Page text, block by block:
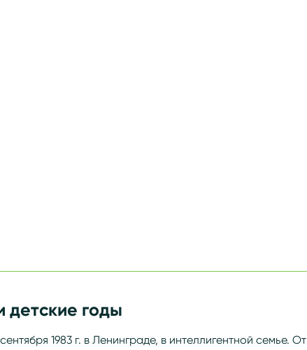
детские годы
1983 г. в Ленинграде, в интеллигентной семье. От